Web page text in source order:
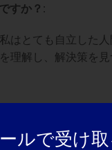
すか？ :
はとても自立した
解し、解決策を
、愛する人たちに
こと。
ルで受け取